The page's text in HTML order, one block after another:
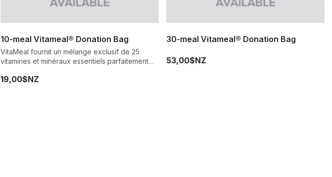
10-meal Vitameal® Donation Bag
VitaMeal fournit un mélange exclusif de 25
vitamines et minéraux essentiels parfaitement
malnutrition.
19,00$NZ
30-meal Vitameal® Donation Bag
53,00$NZ